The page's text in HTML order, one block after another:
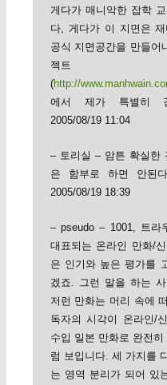
게다가 매니악한 잡학
다, 게다가 이 지면은
공식 지면공간을 만들어
젝트
(http://
에서 제가 특별히
2005/08/19 11:04
– 토리실 – 암튼 확실한
은 함부로 하면 안된
2005/08/19 18:39
– pseudo – 1001, 트라
대표되는 온라인 만화/
은 인기와 높은 평가를
겠죠. 그런 말을 하는 사
저런 만화는 머리 속에
독자의 시각이 온라인/
수입 일본 만화로 완전
럼 보입니다. 세 가지를
는 영역 분리가 되어 있